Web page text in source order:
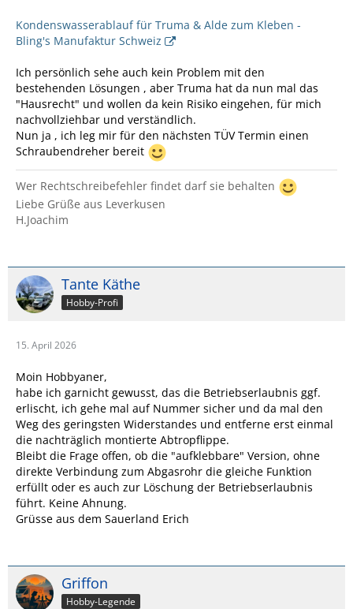
Kondenswasserablauf für Truma & Alde zum Kleben -
Bling's Manufaktur Schweiz
Ich persönlich sehe auch kein Problem mit den
bestehenden Lösungen , aber Truma hat da nun mal das
"Hausrecht" und wollen da kein Risiko eingehen, für mich
nachvollziehbar und verständlich.
Nun ja , ich leg mir für den nächsten TÜV Termin einen
Schraubendreher bereit
Wer Rechtschreibefehler findet darf sie behalten
Liebe Grüße aus Leverkusen
H.Joachim
Tante Käthe
Hobby-Profi
15. April 2026
Moin Hobbyaner,
habe ich garnicht gewusst, das die Betriebserlaubnis ggf.
erlischt, ich gehe mal auf Nummer sicher und da mal den
Weg des geringsten Widerstandes und entferne erst einmal
die nachträglich montierte Abtropflippe.
Bleibt die Frage offen, ob die "aufklebbare" Version, ohne
direkte Verbindung zum Abgasrohr die gleiche Funktion
erfüllt oder es auch zur Löschung der Betriebserlaubnis
führt. Keine Ahnung.
Grüsse aus dem Sauerland Erich
Griffon
Hobby-Legende